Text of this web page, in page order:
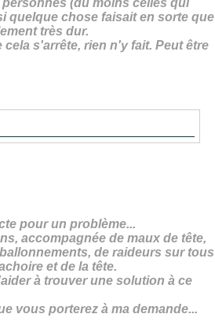
(du moins celles qui
quelque chose faisait en sorte que
très dur.
s'arrête, rien n'y fait. Peut être
pour un problème...
accompagnée de maux de tête,
de raideurs sur tous
et de la tête.
à trouver une solution à ce
vous porterez à ma demande...